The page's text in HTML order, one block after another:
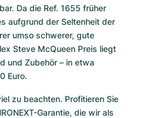
Da die Ref. 1655 früher
aufgrund der Seltenheit der
umso schwerer, gute
Steve McQueen Preis liegt
und Zubehör – in etwa
Euro.
zu beachten. Profitieren Sie
Garantie, die wir als